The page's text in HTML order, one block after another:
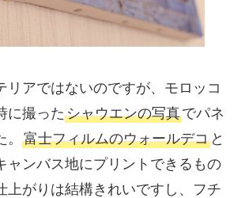
リアではないのですが、モロッコ
に撮ったシャウエンの写真でパネ
。富士フィルムのウォールデコ と
ャンバス地にプリントできるもの
上がりは結構きれいですし、フチ